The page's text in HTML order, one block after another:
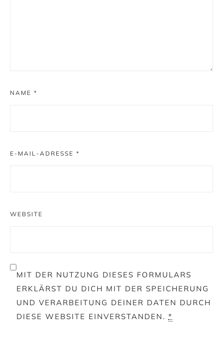
NAME *
E-MAIL-ADRESSE *
WEBSITE
MIT DER NUTZUNG DIESES FORMULARS
ERKLÄRST DU DICH MIT DER SPEICHERUNG
UND VERARBEITUNG DEINER DATEN DURCH
DIESE WEBSITE EINVERSTANDEN. *